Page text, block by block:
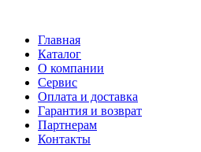
Главная
Каталог
О компании
Сервис
Оплата и доставка
Гарантия и возврат
Партнерам
Контакты